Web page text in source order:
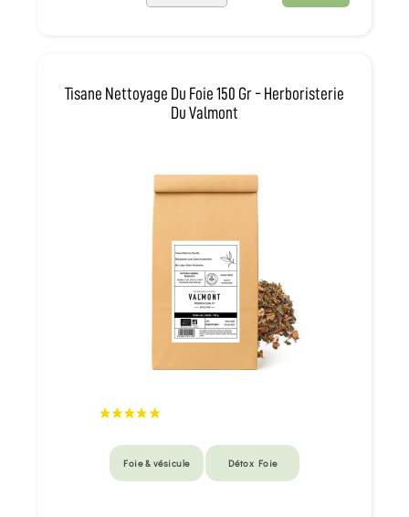
Tisane Nettoyage Du Foie 150 Gr - Herboristerie
Du Valmont
Foie & vésicule Détox Foie